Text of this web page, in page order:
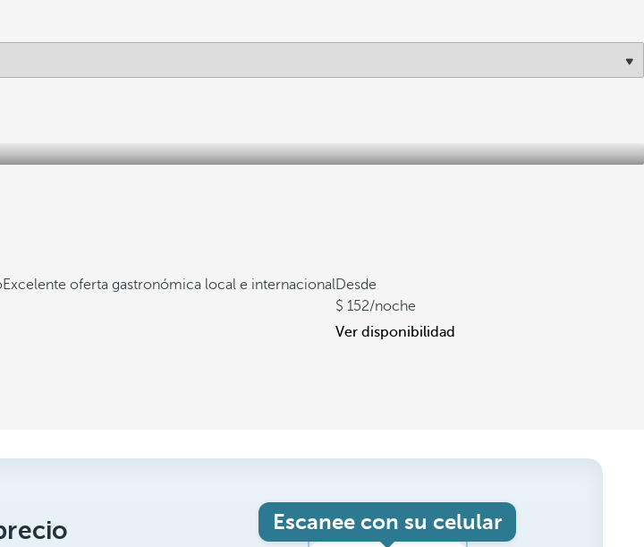
Excelente oferta gastronómica local e internacionalDesde
152/noche
Ver disponibilidad
Escanee con su celular